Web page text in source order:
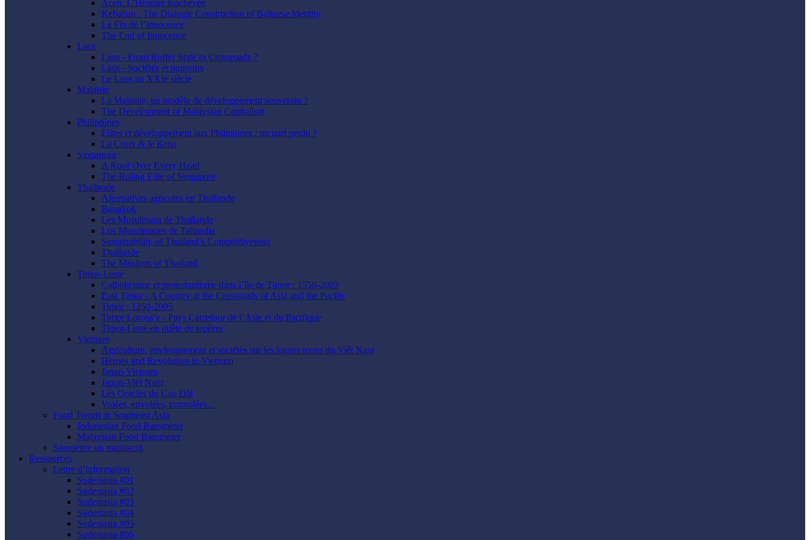
Aceh, L’Histoire inachevée
Kebalian : The Dialogic Construction of Balinese Identity
La Fin de l’innocence
The End of Innocence
Laos
Laos - From Buffer State to Crossroads ?
Laos - Sociétés et pouvoirs
Le Laos au XXIe siècle
Malaisie
La Malaisie, un modèle de développement souverain ?
The Development of Malaysian Capitalism
Philippines
Élites et développement aux Philippines : un pari perdu ?
La Croix & le Kriss
Singapour
A Roof Over Every Head
The Ruling Elite of Singapore
Thaïlande
Alternatives agricoles en Thaïlande
Bangkok
Les Musulmans de Thaïlande
Los Musulmanes de Tailandia
Sustainability of Thailand’s Competitiveness
Thaïlande
The Muslims of Thailand
Timor-Leste
Catholicisme et protestantisme dans l’île de Timor : 1556-2003
East Timor - A Country at the Crossroads of Asia and the Pacific
Timor : 1250-2005
Timor Lorosa’e - Pays Carrefour de l’Asie et du Pacifique
Timor-Leste en quête de repères
Vietnam
Agriculture, environnement et sociétés sur les hautes terres du Viêt Nam
Heroes and Revolution in Vietnam
Japan-Vietnam
Japon-Viêt Nam
Les Oracles du Cao Ðài
Volées, envolées, convolées...
Food Trends in Southeast Asia
Indonesian Food Barometer
Malaysian Food Barometer
Soumettre un manuscrit
Ressources
Lettre d’information
Sudestasia #01
Sudestasia #02
Sudestasia #03
Sudestasia #04
Sudestasia #05
Sudestasia #06